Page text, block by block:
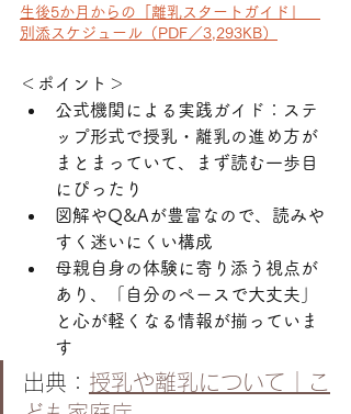
生後5か月からの「離乳スタートガイド」
別添スケジュール（PDF／3,293KB）
＜ポイント＞
公式機関による実践ガイド：ステ
ップ形式で授乳・離乳の進め方が
まとまっていて、まず読む一歩目
にぴったり
図解やQ&Aが豊富なので、読みや
すく迷いにくい構成
母親自身の体験に寄り添う視点が
あり、「自分のペースで大丈夫」
と心が軽くなる情報が揃っていま
す
出典： 授乳や離乳について｜こ